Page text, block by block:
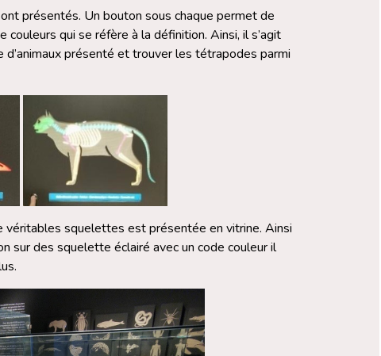
présentés. Un bouton sous chaque permet de
couleurs qui se réfère à la définition. Ainsi, il s’agit
présenté et trouver les tétrapodes parmi
véritables squelettes est présentée en vitrine. Ainsi
sur des squelette éclairé avec un code couleur il